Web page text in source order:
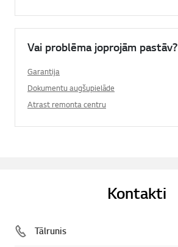
Vai problēma joprojām pastāv?
Garantija
Dokumentu augšupielāde
Atrast remonta centru
Kontakti
Tālrunis